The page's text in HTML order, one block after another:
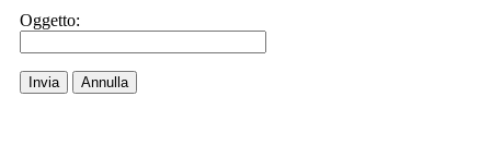
Oggetto:
Invia Annulla